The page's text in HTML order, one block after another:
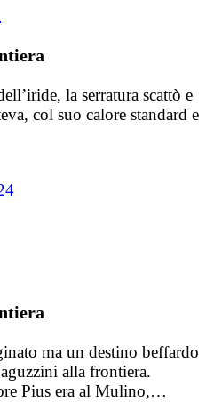
la serratura scattò e
col suo calore standard e
ma un destino beffardo
alla frontiera.
Pius era al Mulino,…